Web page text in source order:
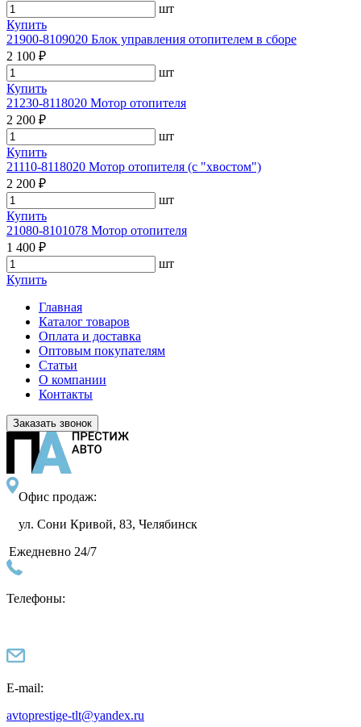
шт
Купить
21900-8109020 Блок управления отопителем в сборе
2 100 ₽
шт
Купить
21230-8118020 Мотор отопителя
2 200 ₽
шт
Купить
21110-8118020 Мотор отопителя (с "хвостом")
2 200 ₽
шт
Купить
21080-8101078 Мотор отопителя
1 400 ₽
шт
Купить
Главная
Каталог товаров
Оплата и доставка
Оптовым покупателям
Статьи
О компании
Контакты
Заказать звонок
Офис продаж:
ул. Сони Кривой, 83, Челябинск
Ежедневно 24/7
Телефоны:
E-mail:
avtoprestige-tlt@yandex.ru